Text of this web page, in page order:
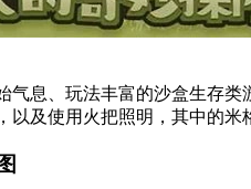
气息、玩法丰富的沙盒生存
以及使用火把照明，其中的米